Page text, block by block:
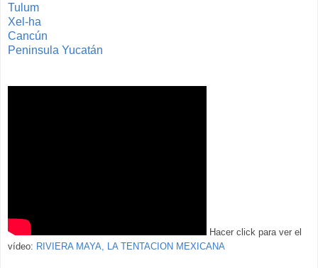
Tulum
Xel-ha
Cancún
Peninsula Yucatán
Hacer click para ver el
vídeo: RIVIERA MAYA, LA TENTACION MEXICANA